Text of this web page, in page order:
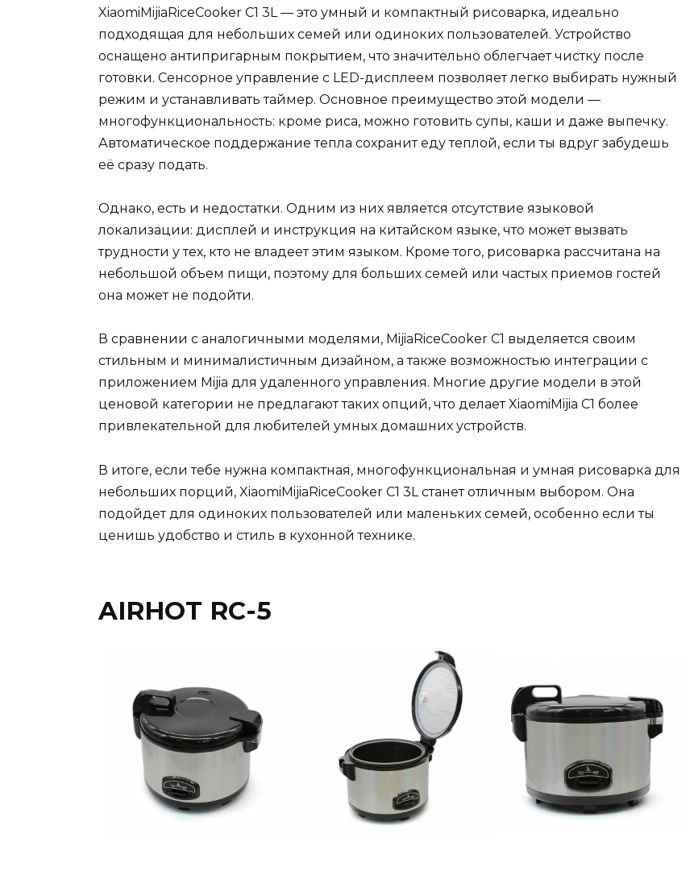
XiaomiMijiaRiceCooker C1 3L — это умный и компактный рисоварка, идеально
подходящая для небольших семей или одиноких пользователей. Устройство
оснащено антипригарным покрытием, что значительно облегчает чистку после
готовки. Сенсорное управление с LED-дисплеем позволяет легко выбирать нужный
режим и устанавливать таймер. Основное преимущество этой модели —
многофункциональность: кроме риса, можно готовить супы, каши и даже выпечку.
Автоматическое поддержание тепла сохранит еду теплой, если ты вдруг забудешь
её сразу подать.
Однако, есть и недостатки. Одним из них является отсутствие языковой
локализации: дисплей и инструкция на китайском языке, что может вызвать
трудности у тех, кто не владеет этим языком. Кроме того, рисоварка рассчитана на
небольшой объем пищи, поэтому для больших семей или частых приемов гостей
она может не подойти.
В сравнении с аналогичными моделями, MijiaRiceCooker C1 выделяется своим
стильным и минималистичным дизайном, а также возможностью интеграции с
приложением Mijia для удаленного управления. Многие другие модели в этой
ценовой категории не предлагают таких опций, что делает XiaomiMijia C1 более
привлекательной для любителей умных домашних устройств.
В итоге, если тебе нужна компактная, многофункциональная и умная рисоварка для
небольших порций, XiaomiMijiaRiceCooker C1 3L станет отличным выбором. Она
подойдет для одиноких пользователей или маленьких семей, особенно если ты
ценишь удобство и стиль в кухонной технике.
AIRHOT RC-5